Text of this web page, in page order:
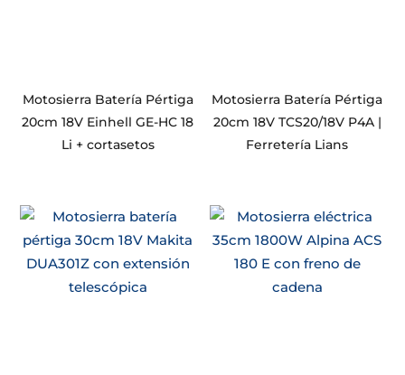
Motosierra Batería Pértiga
20cm 18V Einhell GE-HC 18
Li + cortasetos
Motosierra Batería Pértiga
20cm 18V TCS20/18V P4A |
Ferretería Lians